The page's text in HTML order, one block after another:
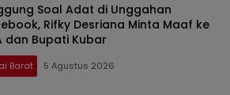
Soal Adat di Unggahan
Rifky Desriana Minta Maaf ke
dan Bupati Kubar
Barat 5 Agustus 2026